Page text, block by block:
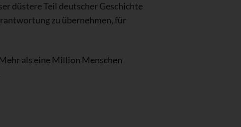
düstere Teil deutscher Geschichte
zu übernehmen, für
als eine Million Menschen